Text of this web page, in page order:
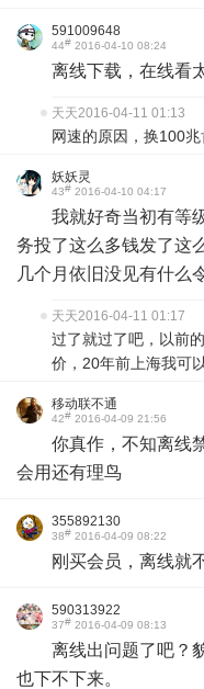
591009648
44# 2016-04-10 08:24
离线下载，在线看
天天2016-04-11 01:13
网速的原因，换100兆
妖妖灵
43# 2016-04-10 04:17
我就好奇当初有等
务投了这么多钱发了这
几个月依旧没见有什么
天天2016-04-11 01:17
过了就过了吧，以前
价，20年前上海我可
移动联不通
42# 2016-04-09 21:56
你真作，不知离线
会用还有理鸟
355892130
38# 2016-04-09 08:22
刚买会员，离线就
590313922
37# 2016-04-09 08:13
离线出问题了吧？
也下不下来。